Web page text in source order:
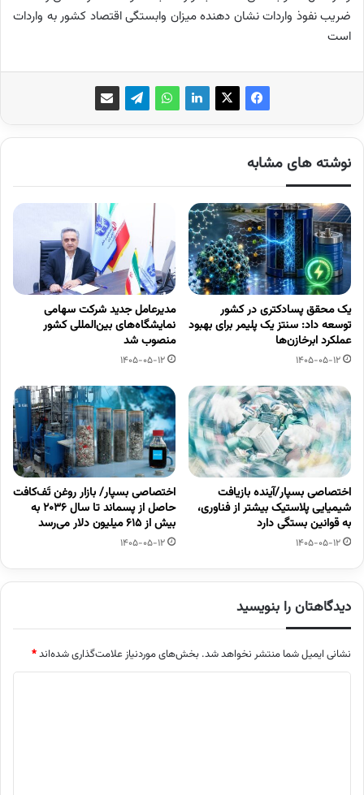
ضریب نفوذ واردات نشان دهنده میزان وابستگی اقتصاد کشور به واردات
است
نوشته های مشابه
یک محقق پسادکتری در کشور
توسعه داد: سنتز یک پلیمر برای بهبود
عملکرد ابرخازن‌ها
1405-05-12
مدیرعامل جدید شرکت سهامی
نمایشگاه‌های بین‌المللی کشور
منصوب شد
1405-05-12
اختصاصی بسپار/آینده بازیافت
شیمیایی پلاستیک بیشتر از فناوری،
به قوانین بستگی دارد
1405-05-12
اختصاصی بسپار/ بازار روغن تَف‌کافت
حاصل از پسماند تا سال ۲۰۳۶ به
بیش از ۶۱۵ میلیون دلار می‌رسد
1405-05-12
دیدگاهتان را بنویسید
نشانی ایمیل شما منتشر نخواهد شد. بخش‌های موردنیاز علامت‌گذاری شده‌اند*